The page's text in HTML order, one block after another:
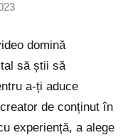
domină
să știi să
a-ți aduce
de conținut în
experiență, a alege